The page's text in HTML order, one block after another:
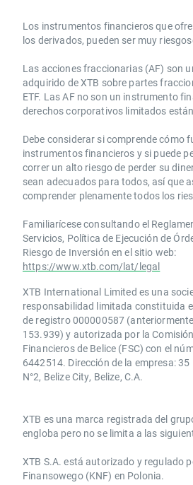
Los instrumentos financieros que
los derivados, pueden ser muy
Las acciones fraccionarias (AF) son
adquirido de XTB sobre partes
ETF. Las AF no son un instrumento
derechos corporativos limitados
Debe considerar si comprende cómo
instrumentos financieros y si puede
correr un alto riesgo de perder su
sean adecuados para todos, así que
comprender plenamente todos los
Familiarícese consultando el
Servicios, Política de Ejecución de
Riesgo de Inversión en el sitio web:
https://www.xtb.com/lat/legal
XTB International Limited es una
responsabilidad limitada constituida
de registro 000000587
153.939) y autorizada por la
Financieros de Belice (FSC) con el
6442514. Dirección de la empresa:
N°2, Belize City, Belize, C.A.
​​XTB es una marca registrada del
engloba pero no se limita a las
XTB S.A.​ está autorizado y regulado
Finansowego (KNF) ​en Polonia.